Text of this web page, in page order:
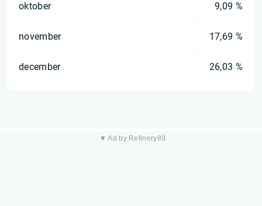
oktober 9,09 %
november 17,69 %
december 26,03 %
▼ Ad by Refinery89